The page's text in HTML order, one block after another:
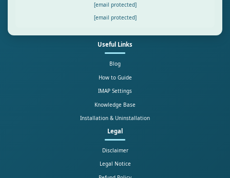
[email protected]
[email protected]
Useful Links
Blog
How to Guide
IMAP Settings
Knowledge Base
Installation & Uninstallation
Legal
Disclaimer
Legal Notice